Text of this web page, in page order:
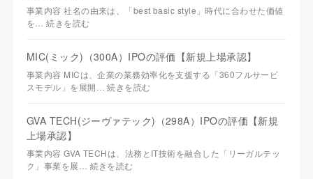
事業内容 社名の由来は、「best basic style」時代に合わせた価値
を…続きを読む
MIC(ミック)（300A）IPOの評価【新規上場承認】
事業内容 MICは、企業の業務効率化を支援する「360フルサービ
スモデル」を展開…続きを読む
GVA TECH(ジーヴァテック)（298A）IPOの評価【新規
上場承認】
事業内容 GVA TECHは、法務とIT技術を融合した「リーガルテッ
ク」事業を展… 続きを読む